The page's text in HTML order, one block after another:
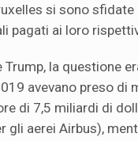
si sono
pagati ai loro
la questione
avevano preso di
di 7,5 miliardi di
gli aerei Airbus),